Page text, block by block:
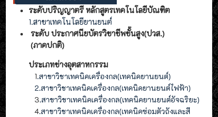
ระดับปริญญาตรี หลักสูตรเทคโนโลยีบัณฑิต
1.สาขาเทคโนโลยียานยนต์
ระดับ ประกาศนียบัตรวิชาชีพชั้นสูง(ปวส.)
(ภาคปกติ)
ประเภทช่างอุตสาหกรรม
1.สาขาวิชาเทคนิคเครื่องกล(เทคนิคยานยนต์)
2.สาขาวิชาเทคนิคเครื่องกล(เทคนิคยานยนต์ไฟฟ้า)
3.สาขาวิชาเทคนิคเครื่องกล(เทคนิคยานยนต์อัจฉริยะ)
4.สาขาวิชาเทคนิคเครื่องกล(เทคนิคซ่อมตัวถังและสี